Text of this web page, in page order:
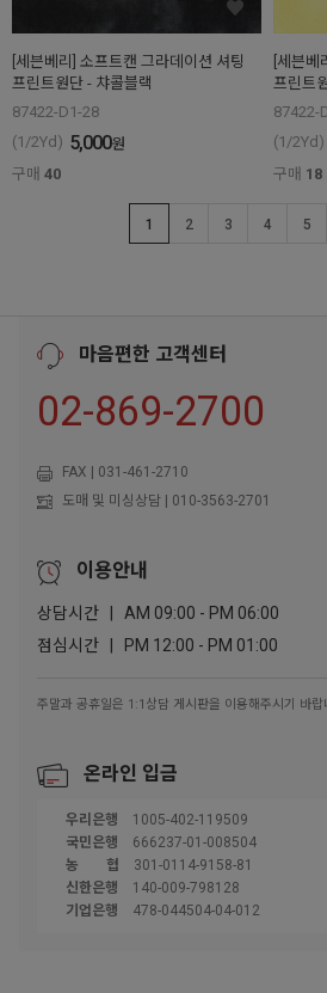
[세븐베리] 소프트캔 그라데이션 셔팅
프린트원단 - 챠콜블랙
87422-D1-28
(1/2Yd) 5,000원
구매 40
[세븐베
프린트
87422-
(1/2Yd)
구매 18
1 2 3 4 5
마음편한 고객센터
02-869-2700
FAX | 031-461-2710
도매 및 미싱상담 | 010-3563-2701
이용안내
상담시간 | AM 09:00 - PM 06:00
점심시간 | PM 12:00 - PM 01:00
주말과 공휴일은 1:1상담 게시판을 이용해주시기 바랍
온라인 입금
우리은행
1005-402-119509
국민은행
666237-01-008504
농협301-0114-9158-81
신한은행
140-009-798128
기업은행
478-044504-04-012